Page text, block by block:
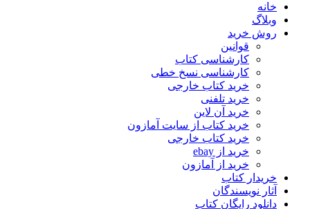
خانه
وبلاگ
روش خرید
قوانین
کارشناسی کتاب
کارشناسی نسخ خطی
خرید کتاب خارجی
خرید تلفنی
خرید آن لاین
خرید کتاب از سایت آمازون
خرید کتاب خارجی
خرید از ebay
خرید از آمازون
خریدار کتاب
آثار نویسندگان
دانلود رایگان کتاب